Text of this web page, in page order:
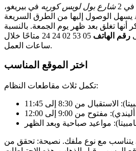
2 شارع بول لويس كوريه في بيريغو،
أنها تغلق بعد ظهر يوم الجمعة. بالنسبة
رقم الهاتف
05 53 02 24 24 متاحًا خلال
ساعات العمل.
اختر الموقع المناسب
تكمل ثلاث مقاطعات النظام:
من 8:30 إلى 11:45
من 9:00 إلى 12:00
مواعيد صباحية وبعد الظهر
يتناسب مع نوع ملفك. نصيحة: تحقق من